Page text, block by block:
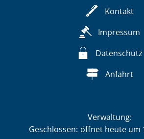
Kontakt
Impressum
Datenschutz
Anfahrt
Verwaltung:
Klicken, um weitere
Geschlossen: öffnet heute um